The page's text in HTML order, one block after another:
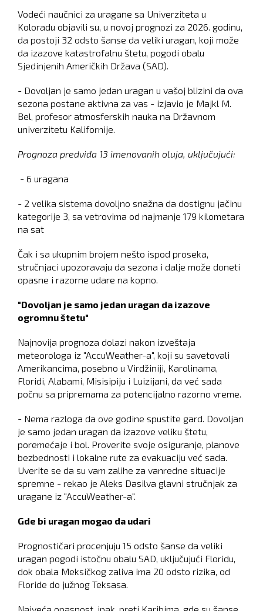
Vodeći naučnici za uragane sa Univerziteta u
Koloradu objavili su, u novoj prognozi za 2026. godinu,
da postoji 32 odsto šanse da veliki uragan, koji može
da izazove katastrofalnu štetu, pogodi obalu
Sjedinjenih Američkih Država (SAD).
- Dovoljan je samo jedan uragan u vašoj blizini da ova
sezona postane aktivna za vas - izjavio je Majkl M.
Bel, profesor atmosferskih nauka na Državnom
univerzitetu Kalifornije.
Prognoza predviđa 13 imenovanih oluja, uključujući:
- 6 uragana
- 2 velika sistema dovoljno snažna da dostignu jačinu
kategorije 3, sa vetrovima od najmanje 179 kilometara
na sat
Čak i sa ukupnim brojem nešto ispod proseka,
stručnjaci upozoravaju da sezona i dalje može doneti
opasne i razorne udare na kopno.
"Dovoljan je samo jedan uragan da izazove
ogromnu štetu"
Najnovija prognoza dolazi nakon izveštaja
meteorologa iz "AccuWeather-a", koji su savetovali
Amerikancima, posebno u Virdžiniji, Karolinama,
Floridi, Alabami, Misisipiju i Luizijani, da već sada
počnu sa pripremama za potencijalno razorno vreme.
- Nema razloga da ove godine spustite gard. Dovoljan
je samo jedan uragan da izazove veliku štetu,
poremećaje i bol. Proverite svoje osiguranje, planove
bezbednosti i lokalne rute za evakuaciju već sada.
Uverite se da su vam zalihe za vanredne situacije
spremne - rekao je Aleks Dasilva glavni stručnjak za
uragane iz "AccuWeather-a".
Gde bi uragan mogao da udari
Prognostičari procenjuju 15 odsto šanse da veliki
uragan pogodi istočnu obalu SAD, uključujući Floridu,
dok obala Meksičkog zaliva ima 20 odsto rizika, od
Floride do južnog Teksasa.